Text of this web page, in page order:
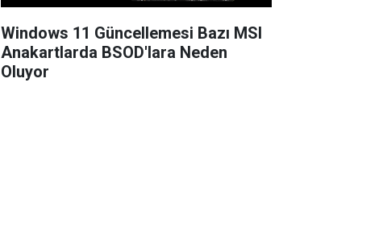
Windows 11 Güncellemesi Bazı MSI
Anakartlarda BSOD'lara Neden
Oluyor